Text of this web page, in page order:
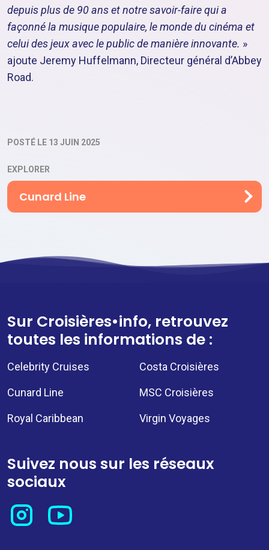
depuis plus de 90 ans et notre savoir-faire qui a
façonné la musique populaire, le monde du cinéma et
celui des jeux avec le public de manière innovante. »
ajoute Jeremy Huffelmann, Directeur général d’Abbey
Road.
POSTÉ LE 13 JUIN 2025
EXPLORER
Cunard Line
Sur Croisières•info, retrouvez
toutes les informations de :
Celebrity Cruises Costa Croisières
Cunard Line MSC Croisières
Royal Caribbean Virgin Voyages
Suivez nous sur les réseaux
sociaux